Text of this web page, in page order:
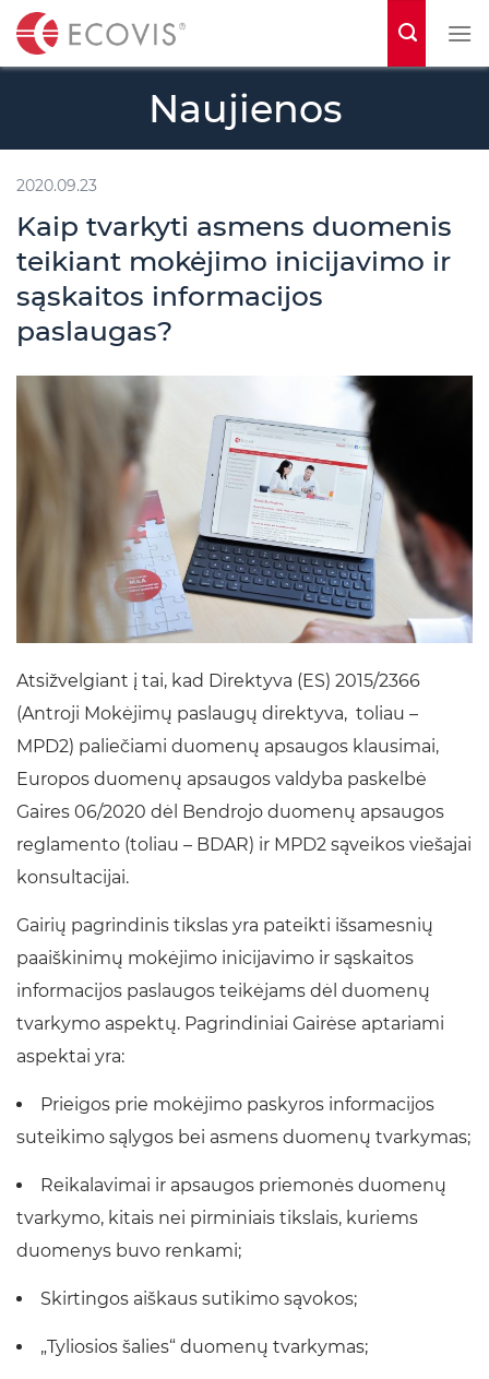
t
Naujienos
2020.09.23
Kaip tvarkyti asmens duomenis
teikiant mokėjimo inicijavimo ir
sąskaitos informacijos
paslaugas?
Atsižvelgiant į tai, kad Direktyva (ES) 2015/2366
(Antroji Mokėjimų paslaugų direktyva, toliau –
MPD2) paliečiami duomenų apsaugos klausimai,
Europos duomenų apsaugos valdyba paskelbė
Gaires 06/2020 dėl Bendrojo duomenų apsaugos
reglamento (toliau – BDAR) ir MPD2 sąveikos viešajai
konsultacijai.
Gairių pagrindinis tikslas yra pateikti išsamesnių
paaiškinimų mokėjimo inicijavimo ir sąskaitos
informacijos paslaugos teikėjams dėl duomenų
tvarkymo aspektų. Pagrindiniai Gairėse aptariami
aspektai yra:
Prieigos prie mokėjimo paskyros informacijos
suteikimo sąlygos bei asmens duomenų tvarkymas;
Reikalavimai ir apsaugos priemonės duomenų
tvarkymo, kitais nei pirminiais tikslais, kuriems
duomenys buvo renkami;
Skirtingos aiškaus sutikimo sąvokos;
„Tyliosios šalies“ duomenų tvarkymas;